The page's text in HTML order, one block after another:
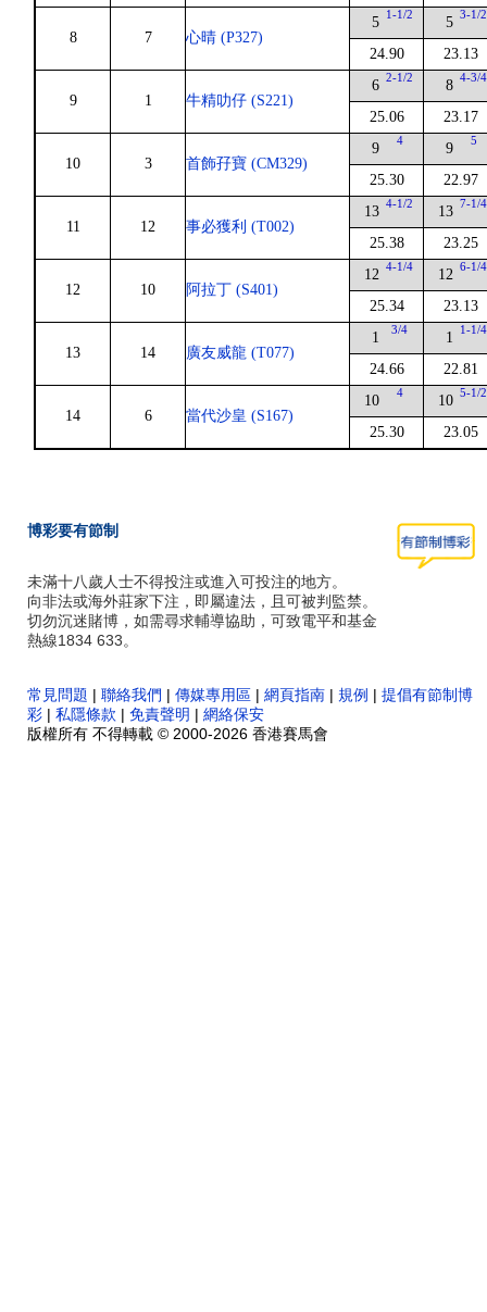
8 7 心晴 (P327)
5 1-1/2
24.90
5 3-1/2
23.13
9 1 牛精叻仔 (S221)
6 2-1/2
25.06
8 4-3/4
23.17
10 3 首飾孖寶 (CM329)
9 4
25.30
9 5
22.97
11 12 事必獲利 (T002)
13 4-1/2
25.38
13 7-1/4
23.25
12 10 阿拉丁 (S401)
12 4-1/4
25.34
12 6-1/4
23.13
13 14 廣友威龍 (T077)
1 3/4
24.66
1 1-1/4
22.81
14 6 當代沙皇 (S167)
10 4
25.30
10 5-1/2
23.05
博彩要有節制
未滿十八歲人士不得投注或進入可投注的地方。
向非法或海外莊家下注，即屬違法，且可被判監禁。
切勿沉迷賭博，如需尋求輔導協助，可致電平和基金
熱線1834 633。
常見問題 | 聯絡我們 | 傳媒專用區 | 網頁指南 | 規例 | 提倡有節制博
彩 | 私隱條款 | 免責聲明 | 網絡保安
版權所有 不得轉載 © 2000-2026 香港賽馬會